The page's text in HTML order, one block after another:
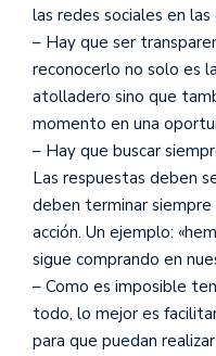
las redes sociales en
– Hay que ser
reconocerlo no solo es
atolladero sino que
momento en una
– Hay que buscar
Las respuestas deben
deben terminar siempre
acción. Un ejemplo:
sigue comprando en
– Como es imposible
todo, lo mejor es
para que puedan